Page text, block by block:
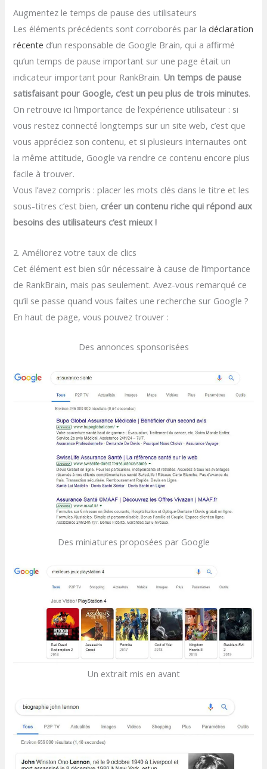
Augmentez le temps de pause des utilisateurs
Les éléments précédents sont corroborés par ladéclaration
récente d’un responsable de Google Brain, qui a affirmé
qu’un temps de pause important sur une page était un
indicateur important pour RankBrain. Un temps de pause
satisfaisant pour Google, c’est un peu plus de trois minutes.
On retrouve ici l’importance de l’expérience utilisateur : si
vous restez connecté longtemps sur un site web, c’est que
vous appréciez son contenu, et si plusieurs internautes ont
la même attitude, Google va rendre ce contenu encore plus
facile à trouver.
Vous l’avez compris : placer les mots clés dans le titre et les
sous-titres c’est bien, créer un contenu riche qui répond aux
besoins des utilisateurs c’est mieux !
2. Améliorez votre taux de clics
Cet élément est bien sûr nécessaire à cause de l’importance
de RankBrain, mais pas seulement. Avez-vous remarqué ce
qu’il se passe quand vous faites une recherche sur Google ?
En haut de page, vous pouvez trouver :
Des annonces sponsorisées
Des miniatures proposées par Google
Un extrait mis en avant